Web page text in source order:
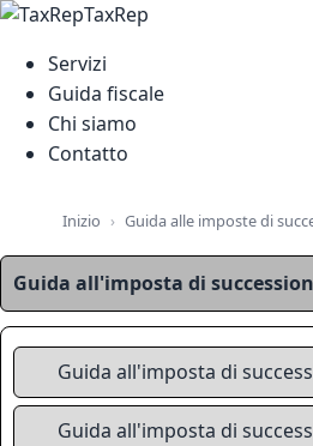
TaxRep
Servizi
Guida fiscale
Chi siamo
Contatto
Inizio Guida alle imposte di
Guida all'imposta di
Guida all'imposta di
Guida all'imposta di